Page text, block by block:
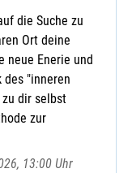
die Suche zu
Ort deine
neue Enerie und
des "inneren
dir selbst
zur
13:00 Uhr